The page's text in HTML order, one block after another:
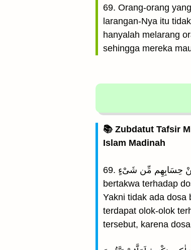
69. Orang-orang
larangan-Nya itu
hanyalah melarang
sehingga mereka
📚 Zubdatut Tafsir
Islam Madinah
69. وَمَا عَلَى الَّذِينَ يَتَّقُونَ مِنْ حِسَابِهِم مِّن شَىْءٍ (Dan tidak ada pertanggungjawaban sedikitpun atas orang-orang yang
bertakwa terhadap
Yakni tidak ada dosa
terdapat olok-olok
tersebut, karena